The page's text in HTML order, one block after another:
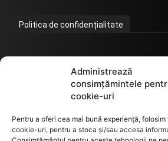
Administrează
consimțămintele
cookie-uri
Pentru a oferi cea mai bună experiență,
cookie-uri, pentru a stoca și/sau accesa
Politica de confidențialitate
Termeni de utilizare